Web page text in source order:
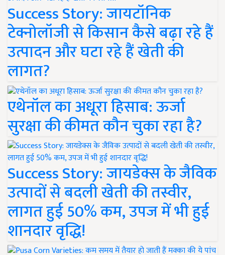
Success Story: जायटॉनिक
टेक्नोलॉजी से किसान कैसे बढ़ा रहे हैं
उत्पादन और घटा रहे हैं खेती की
लागत?
एथेनॉल का अधूरा हिसाब: ऊर्जा
सुरक्षा की कीमत कौन चुका रहा है?
Success Story: जायडेक्स के जैविक
उत्पादों से बदली खेती की तस्वीर,
लागत हुई 50% कम, उपज में भी हुई
शानदार वृद्धि!